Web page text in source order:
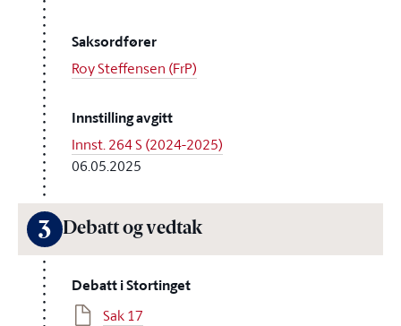
Saksordfører
Roy Steffensen (FrP)
Innstilling avgitt
Innst. 264 S (2024-2025)
06.05.2025
3 Debatt og vedtak
Debatt i Stortinget
Sak 17